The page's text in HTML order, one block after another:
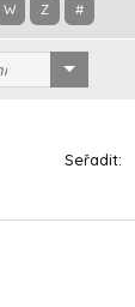
W Z #
Seřadit: